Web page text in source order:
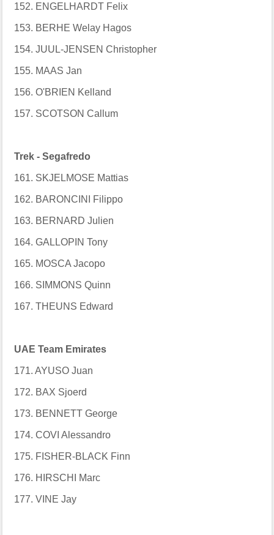
152. ENGELHARDT Felix
153. BERHE Welay Hagos
154. JUUL-JENSEN Christopher
155. MAAS Jan
156. O'BRIEN Kelland
157. SCOTSON Callum
Trek - Segafredo
161. SKJELMOSE Mattias
162. BARONCINI Filippo
163. BERNARD Julien
164. GALLOPIN Tony
165. MOSCA Jacopo
166. SIMMONS Quinn
167. THEUNS Edward
UAE Team Emirates
171. AYUSO Juan
172. BAX Sjoerd
173. BENNETT George
174. COVI Alessandro
175. FISHER-BLACK Finn
176. HIRSCHI Marc
177. VINE Jay